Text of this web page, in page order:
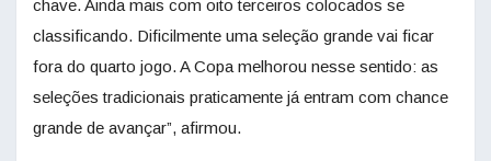
chave. Ainda mais com oito terceiros colocados se
classificando. Dificilmente uma seleção grande vai ficar
fora do quarto jogo. A Copa melhorou nesse sentido: as
seleções tradicionais praticamente já entram com chance
grande de avançar”, afirmou.